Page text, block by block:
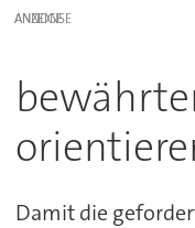
ANZEIGE
Damit die